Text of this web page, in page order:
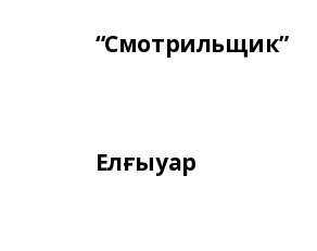
“Смотрильщик”
Елғыуар